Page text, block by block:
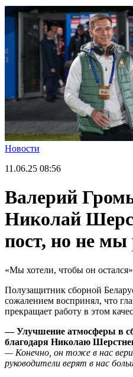
Новости
11.06.25 08:56
Валерий
Николай
пост, но не
«Мы хотели, чтобы он остался»
Полузащитник сборной
сожалением воспринял, что
прекращает работу в этом
— Улучшение атмосферы в
благодаря Николаю
— Конечно, он тоже в нас
руководители верят в нас